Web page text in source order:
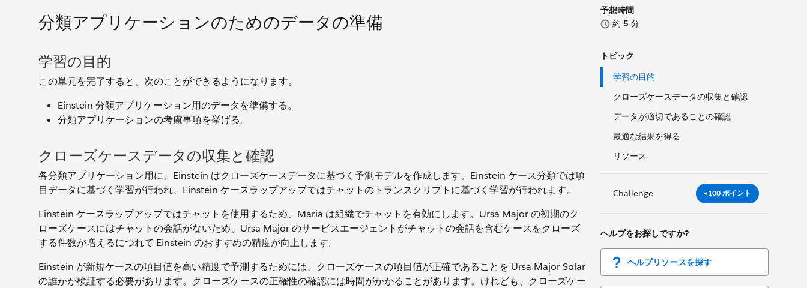
予想時間
約 5 分
トピック
学習の目的
クローズケースデータの収集と確認
データが適切であることの確認
最適な結果を得る
リソース
Challenge +100 ポイント
ヘルプをお探しですか?
ヘルプリソースを探す
分類アプリケーションのためのデータの準備
学習の目的
この単元を完了すると、次のことができるようになります。
Einstein 分類アプリケーション用のデータを準備する。
分類アプリケーションの考慮事項を挙げる。
クローズケースデータの収集と確認
各分類アプリケーション用に、Einstein はクローズケースデータに基づく予測モデルを作成します。Einstein ケース分類では項
目データに基づく学習が行われ、Einstein ケースラップアップではチャットのトランスクリプトに基づく学習が行われます。
Einstein ケースラップアップではチャットを使用するため、Maria は組織でチャットを有効にします。Ursa Major の初期のク
ローズケースにはチャットの会話がないため、Ursa Major のサービスエージェントがチャットの会話を含むケースをクローズ
する件数が増えるにつれて Einstein のおすすめの精度が向上します。
Einstein が新規ケースの項目値を高い精度で予測するためには、クローズケースの項目値が正確であることを Ursa Major Solar
の誰かが検証する必要があります。クローズケースの正確性の確認には時間がかかることがあります。けれども、クローズケー